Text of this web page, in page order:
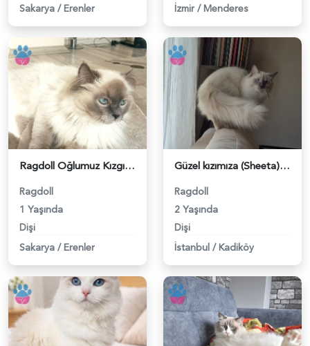
Sakarya / Erenler İzmir / Menderes
Ragdoll Oğlumuz Kızgınlıkla - 118983186
Ragdoll
1 Yaşında
Dişi
Sakarya / Erenler
Güzel kızımıza (Sheeta) ragdoll eş arıyoruz - 118983013
Ragdoll
2 Yaşında
Dişi
İstanbul / Kadiköy